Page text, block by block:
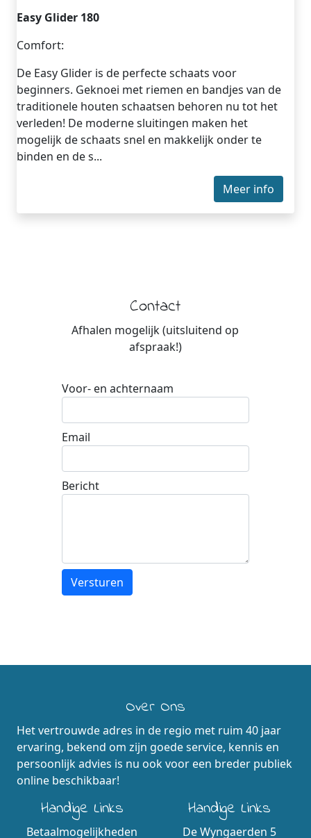
Easy Glider 180
Comfort:
De Easy Glider is de perfecte schaats voor
beginners. Geknoei met riemen en bandjes van de
traditionele houten schaatsen behoren nu tot het
verleden! De moderne sluitingen maken het
mogelijk de schaats snel en makkelijk onder te
binden en de s...
Meer info
Contact
Afhalen mogelijk (uitsluitend op
afspraak!)
Voor- en achternaam
Email
Bericht
Over Ons
Het vertrouwde adres in de regio met ruim 40 jaar
ervaring, bekend om zijn goede service, kennis en
persoonlijk advies is nu ook voor een breder publiek
online beschikbaar!
Handige Links
Betaalmogelijkheden
Handige Links
De Wyngaerden 5